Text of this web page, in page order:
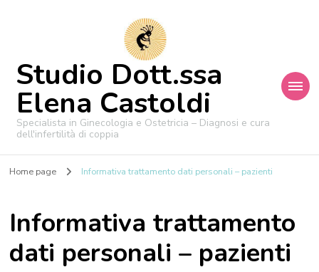
Studio Dott.ssa
Elena Castoldi
Specialista in Ginecologia e Ostetricia – Diagnosi e cura
dell'infertilità di coppia
Home page Informativa trattamento dati personali – pazienti
Informativa trattamento
dati personali – pazienti